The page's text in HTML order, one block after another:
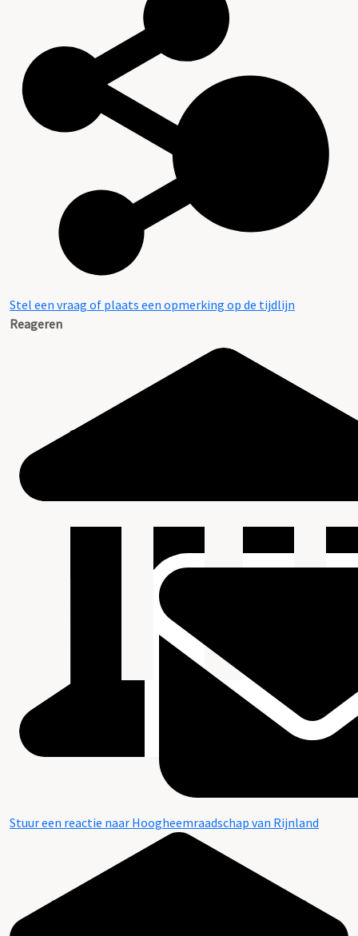
Stel een vraag of plaats een opmerking op de tijdlijn
Reageren
Stuur een reactie naar Hoogheemraadschap van Rijnland